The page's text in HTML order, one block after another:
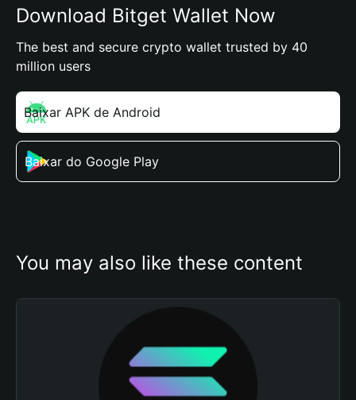
Download Bitget Wallet Now
The best and secure crypto wallet trusted by 40
million users
Baixar APK de Android
Baixar do Google Play
You may also like these content